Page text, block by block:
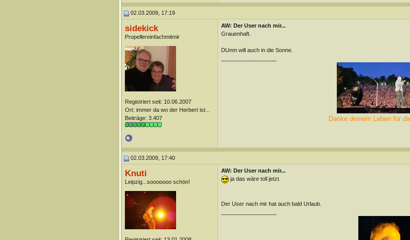
02.03.2009, 17:19
sidekick
Propellereinfachmitmir
Registriert seit: 10.06.2007
Ort: immer da wo der Herbert ist...
Beiträge: 3.407
AW: Der User nach mir...
Grauenhaft.
DUnm will auch in die Sonne.
Danke deinem Leben für
02.03.2009, 17:40
Knuti
Leipzig...sooooooo schön!
AW: Der User nach mir...
ja das wäre toll jetzt.
Der User nach mir hat auch bald Urlaub.